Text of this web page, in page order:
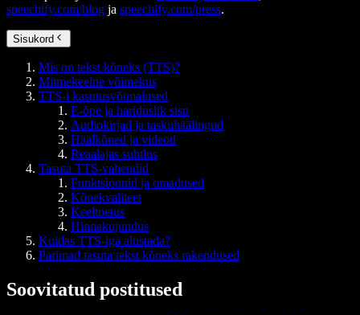
speechify.com/blog ja speechify.com/press.
Sisukord
Mis on tekst kõneks (TTS)?
Mitmekeelne võimekus
TTS-i kasutusvõimalused
E-õpe ja hariduslik sisu
Audiokirjad ja taskuhäälingud
Häälkõned ja videod
Reaalajas suhtlus
Tasuta TTS-vahendid
Funktsioonid ja omadused
Kõnekvaliteet
Keeltoetus
Hinnakujundus
Kuidas TTS-iga alustada?
Parimad tasuta tekst kõneks rakendused
Soovitatud postitused